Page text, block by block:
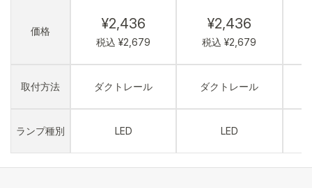
価格
取付方法
ランプ種別
¥2,436
税込 ¥2,679
ダクトレール
LED
¥2,436
税込 ¥2,679
ダクトレール
LED